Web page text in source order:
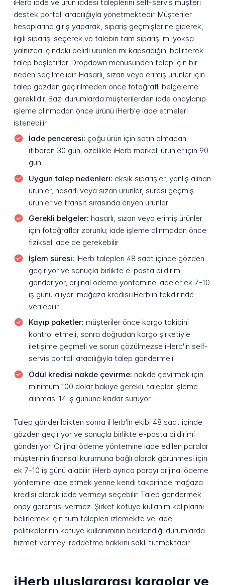
iHerb iade ve ürün iadesi taleplerini self-servis müşteri
destek portalı aracılığıyla yönetmektedir. Müşteriler
hesaplarına giriş yaparak, sipariş geçmişlerine giderek,
ilgili siparişi seçerek ve talebin tam siparişi mi yoksa
yalnızca içindeki belirli ürünleri mi kapsadığını belirterek
talep başlatırlar. Dropdown menüsünden talep için bir
neden seçilmelidir. Hasarlı, sızan veya erimiş ürünler için
talep gözden geçirilmeden önce fotoğraflı belgeleme
gereklidir. Bazı durumlarda müşterilerden iade onaylanıp
işleme alınmadan önce ürünü iHerb'e iade etmeleri
istenebilir.
İade penceresi: çoğu ürün için satın almadan
itibaren 30 gün; özellikle iHerb markalı ürünler için 90
gün
Uygun talep nedenleri: eksik siparişler, yanlış alınan
ürünler, hasarlı veya sızan ürünler, süresi geçmiş
ürünler ve transit sırasında eriyen ürünler
Gerekli belgeler: hasarlı, sızan veya erimiş ürünler
için fotoğraflar zorunlu; iade işleme alınmadan önce
fiziksel iade de gerekebilir
İşlem süresi: iHerb talepleri 48 saat içinde gözden
geçiriyor ve sonuçla birlikte e-posta bildirimi
gönderiyor; orijinal ödeme yöntemine iadeler ek 7-10
iş günü alıyor; mağaza kredisi iHerb'in takdirinde
verilebilir
Kayıp paketler: müşteriler önce kargo takibini
kontrol etmeli, sonra doğrudan kargo şirketiyle
iletişime geçmeli ve sorun çözülmezse iHerb'in self-
servis portalı aracılığıyla talep göndermeli
Ödül kredisi nakde çevirme: nakde çevirmek için
minimum 100 dolar bakiye gerekli; talepler işleme
alınması 14 iş gününe kadar sürüyor
Talep gönderildikten sonra iHerb'in ekibi 48 saat içinde
gözden geçiriyor ve sonuçla birlikte e-posta bildirimi
gönderiyor. Orijinal ödeme yöntemine iade edilen paralar
müşterinin finansal kurumuna bağlı olarak görünmesi için
ek 7-10 iş günü alabilir. iHerb ayrıca parayı orijinal ödeme
yöntemine iade etmek yerine kendi takdirinde mağaza
kredisi olarak iade vermeyi seçebilir. Talep göndermek
onay garantisi vermez. Şirket kötüye kullanım kalıplarını
belirlemek için tüm talepleri izlemekte ve iade
politikalarının kötüye kullanımının belirlendiği durumlarda
hizmet vermeyi reddetme hakkını saklı tutmaktadır.
iHerb uluslararası kargolar ve